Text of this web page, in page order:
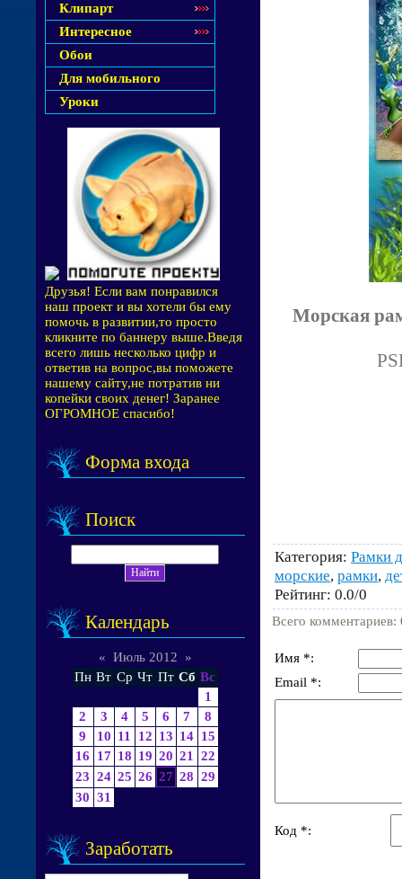
Клипарт
Интересное
Обои
Для мобильного
Уроки
Друзья! Если вам понравился
наш проект и вы хотели бы ему
помочь в развитии,то просто
кликните по баннеру выше.Введя
всего лишь несколько цифр и
ответив на вопрос,вы поможете
нашему сайту,не потратив ни
копейки своих денег! Заранее
ОГРОМНОЕ спасибо!
Форма входа
Поиск
Календарь
« Июль 2012
»
Пн Вт Ср Чт Пт Сб Вс
1
2
3 4 5 6 7
8
9
10 11 12 13 14 15
16
17 18 19 20 21
22
23 24 25 26 27 28 29
30 31
Заработать
Морская
Категория: Рамки
морские, рамки,
Рейтинг: 0.0/0
Всего комментариев:
Имя *:
Email *:
Код *: